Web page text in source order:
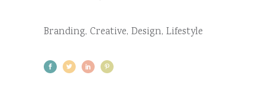
Branding, Creative, Design, Lifestyle